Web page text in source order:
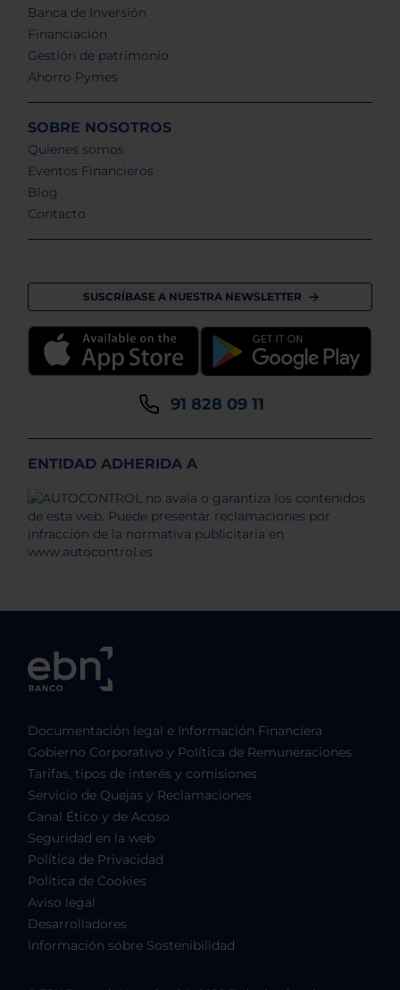
Banca de Inversión
Financiación
Gestión de patrimonio
Ahorro Pymes
SOBRE NOSOTROS
Quienes somos
Eventos Financieros
Blog
Contacto
SUSCRÍBASE A NUESTRA NEWSLETTER
91 828 09 11
ENTIDAD ADHERIDA A
Documentación legal e Información Financiera
Gobierno Corporativo y Política de Remuneraciones
Tarifas, tipos de interés y comisiones
Servicio de Quejas y Reclamaciones
Canal Ético y de Acoso
Seguridad en la web
Política de Privacidad
Política de Cookies
Aviso legal
Desarrolladores
Información sobre Sostenibilidad